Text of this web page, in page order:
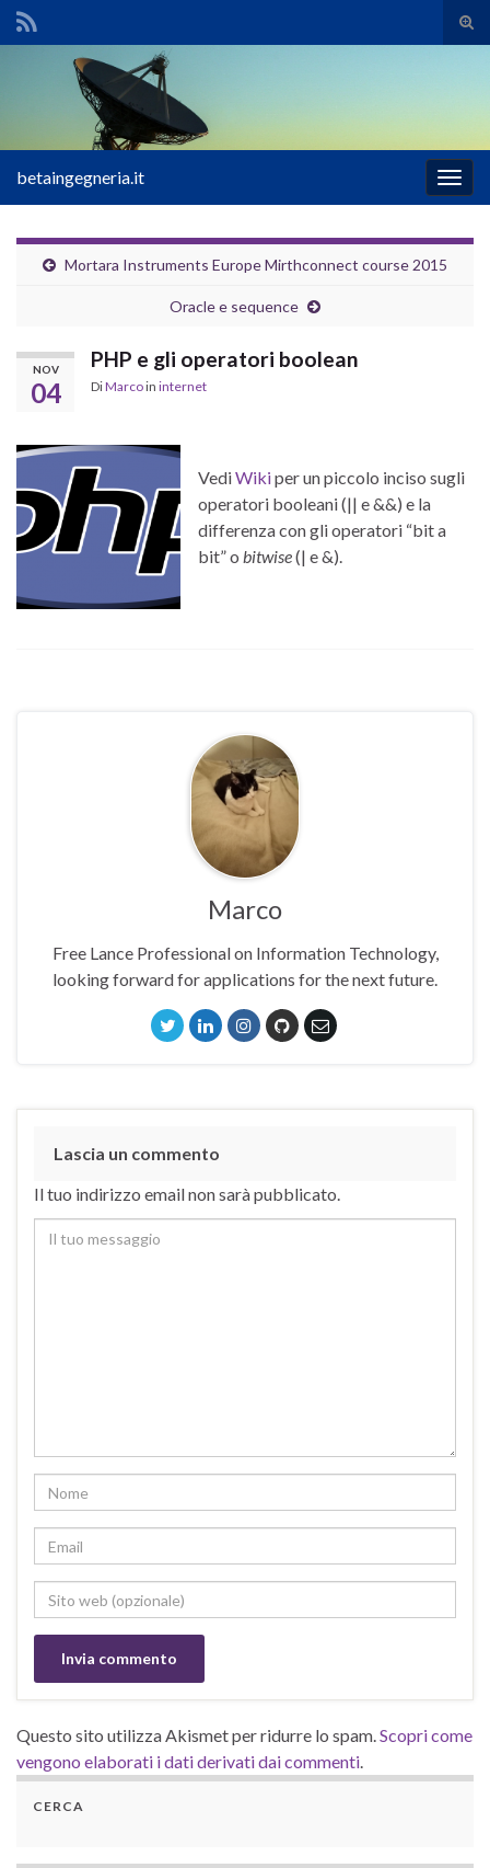
il
Search for:
la
betaingegneria.it
Mortara Instruments Europe Mirthconnect course 2015
Oracle e sequence
NOV
04
PHP e gli operatori boolean
DiMarcoin internet
VediWikiper un piccolo inciso sugli
operatori booleani (|| e &&) e la
differenza con gli operatori “bit a
bit” o bitwise(| e &).
Marco
Free Lance Professional on Information Technology,
looking forward for applications for the next future.
Lascia un commento
Il tuo indirizzo email non sarà pubblicato.
Questo sito utilizza Akismet per ridurre lo spam.Scopri come
vengono elaborati i dati derivati dai commenti.
CERCA